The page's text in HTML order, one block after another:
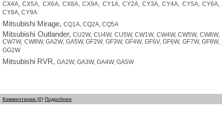
CX4A, CX5A, CX6A, CX8A, CX9A, CY1A, CY2A, CY3A, CY4A, CY5A, CY6A,
CY8A, CY9A
Mitsubishi Mirage, CQ1A, CQ2A, CQ5A
Mitsubishi Outlander,CU2W, CU4W, CU5W, CW1W, CW4W, CW5W, CW6W,
CW7W, CW8W, GA2W, GA5W, GF2W, GF3W, GF4W, GF6V, GF6W, GF7W, GF8W,
GG2W
Mitsubishi RVR, GA2W, GA3W, GA4W, GA5W
Комментарии (0) Подробнее